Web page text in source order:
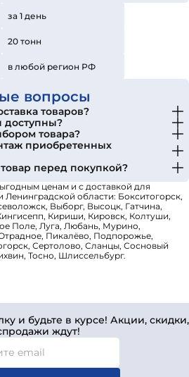
за 1 день
20 тонн
в любой регион РФ
вопросы
товаров?
доступны?
товара?
приобретенных
перед покупкой?
ценам и с доставкой для
Ленинградской области: Бокситогорск,
Выборг, Высоцк, Гатчина,
Кириши, Кировск, Колтуши,
Поле, Луга, Любань, Мурино,
Пикалёво, Подпорожье,
Сертолово, Сланцы, Сосновый
Тосно, Шлиссельбург.
и будьте в курсе! Акции, скидки,
ждут!